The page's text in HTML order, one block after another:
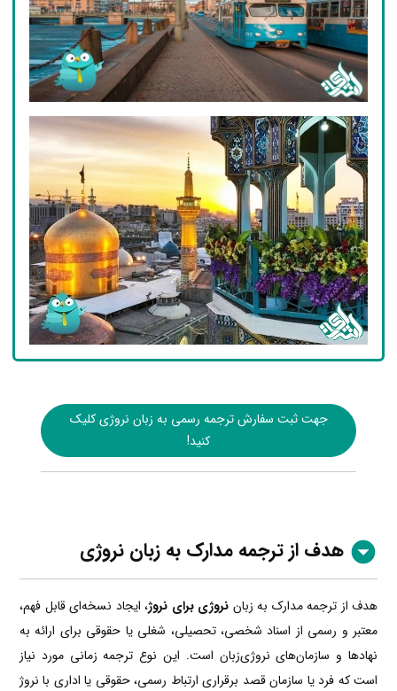
جهت ثبت سفارش ترجمه رسمی به زبان نروژی کلیک
کنید!
هدف از ترجمه مدارک به زبان نروژی
هدف از ترجمه مدارک به زبان نروژی برای نروژ، ایجاد نسخه‌ای قابل فهم،
معتبر و رسمی از اسناد شخصی، تحصیلی، شغلی یا حقوقی برای ارائه به
نهادها و سازمان‌های نروژی‌زبان است. این نوع ترجمه زمانی مورد نیاز
است که فرد یا سازمان قصد برقراری ارتباط رسمی، حقوقی یا اداری با نروژ